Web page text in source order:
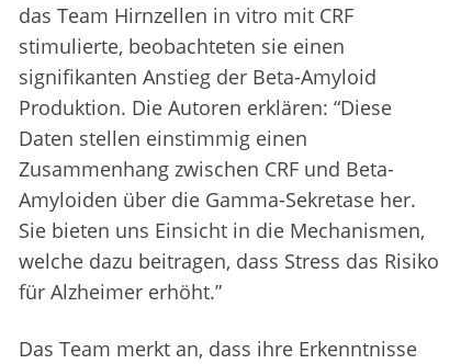
das Team Hirnzellen in vitro mit CRF
stimulierte, beobachteten sie einen
signifikanten Anstieg der Beta-Amyloid
Produktion. Die Autoren erklären: “Diese
Daten stellen einstimmig einen
Zusammenhang zwischen CRF und Beta-
Amyloiden über die Gamma-Sekretase her.
Sie bieten uns Einsicht in die Mechanismen,
welche dazu beitragen, dass Stress das Risiko
für Alzheimer erhöht.”
Das Team merkt an, dass ihre Erkenntnisse